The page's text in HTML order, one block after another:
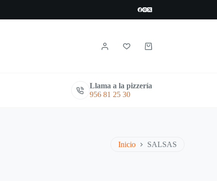
Carro
Llama a la pizzería
956 81 25 30
Inicio SALSAS